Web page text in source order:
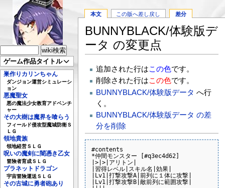
ゲーム作品タイトル
巣作りカリンちゃん
ダンジョン運営シミュレーシ
ョン
悪魔聖女
悪の魔法少女教育アドベンチ
ャー
その大樹は魔界を喰らう
フィールド侵攻型魔城防衛Ｓ
ＬＧ
領地貴族
領地経営ＳＬＧ
呪いの魔剣に闇憑き乙女
冒険者育成ＳＬＧ
プラネットドラゴン
宇宙冒険運送ＳＬＧ
その古城に勇者砲あり
本文 この版へ差し戻し 差分
BUNNYBLACK/体験版デ
ータ の変更点
追加された行はこの色です。
削除された行はこの色です。
BUNNYBLACK/体験版データ へ行
く。
BUNNYBLACK/体験版データ の差
分を削除
#contents
*仲間モンスター [#q3ec4d62]
|>|>|アリトン|
|習得レベル|スキル名|効果|
|Lv1|打撃攻撃A|前列に１体に攻撃|
|Lv1|打撃攻撃B|敵前列に範囲攻撃|